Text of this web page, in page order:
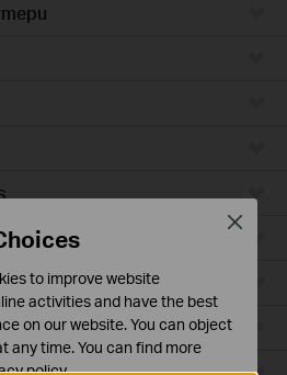
to improve website
activities and have the best
on our website. You can object
any time. You can find more
policy.
Close